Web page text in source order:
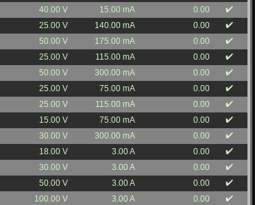
40.00 V 15.00 mA 0.00
✔️
25.00 V 140.00 mA 0.00
✔️
50.00 V 175.00 mA 0.00
✔️
25.00 V 115.00 mA 0.00
✔️
50.00 V 300.00 mA 0.00
✔️
25.00 V 75.00 mA 0.00
✔️
25.00 V 115.00 mA 0.00
✔️
15.00 V 75.00 mA 0.00
✔️
30.00 V 300.00 mA 0.00
✔️
18.00 V 3.00 A 0.00
✔️
30.00 V 3.00 A 0.00
✔️
50.00 V 3.00 A 0.00
✔️
100.00 V 3.00 A 0.00
✔️